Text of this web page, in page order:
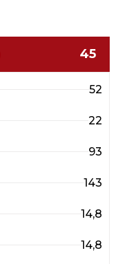
45
52
22
93
143
14,8
14,8